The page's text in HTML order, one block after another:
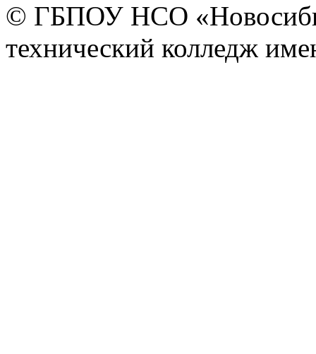
© ГБПОУ НСО
технический колледж